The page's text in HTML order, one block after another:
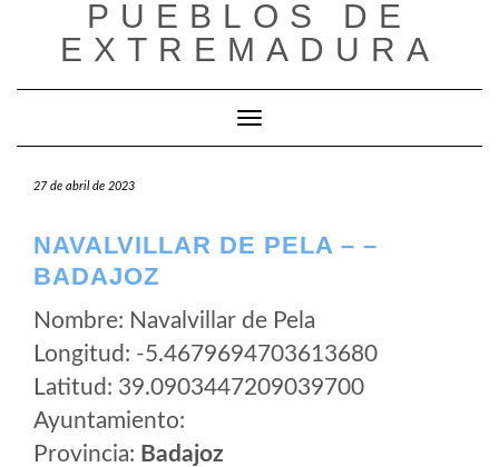
contenido
PUEBLOS DE
EXTREMADURA
Cambiar modo de navegación
27 de abril de 2023
NAVALVILLAR DE PELA – –
BADAJOZ
Nombre: Navalvillar de Pela
Longitud: -5.4679694703613680
Latitud: 39.0903447209039700
Ayuntamiento:
Provincia: Badajoz